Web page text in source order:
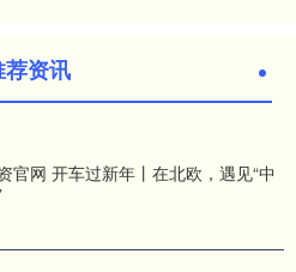
荐资讯
官网 开车过新年丨在北欧，遇见“中